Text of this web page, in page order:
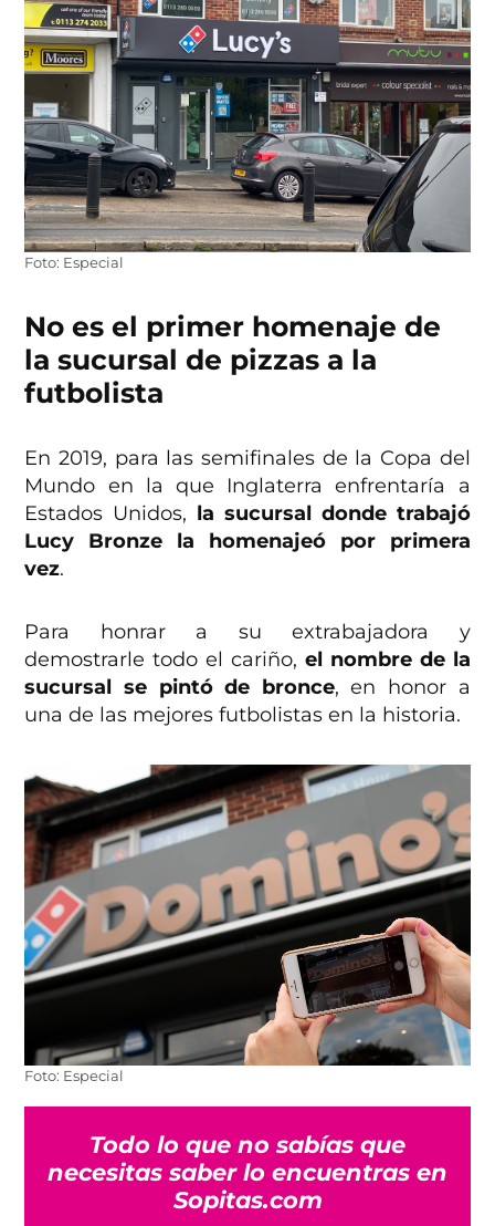
Foto: Especial
No es el primer homenaje de
la sucursal de pizzas a la
futbolista
En 2019, para las semifinales de la Copa del
Mundo en la que Inglaterra enfrentaría a
Estados Unidos, la sucursal donde trabajó
Lucy Bronze la homenajeó por primera
vez.
Para honrar a su extrabajadora y
demostrarle todo el cariño, el nombre de la
sucursal se pintó de bronce, en honor a
una de las mejores futbolistas en la historia.
Foto: Especial
Todo lo que no sabías que
necesitas saber lo encuentras en
Sopitas.com